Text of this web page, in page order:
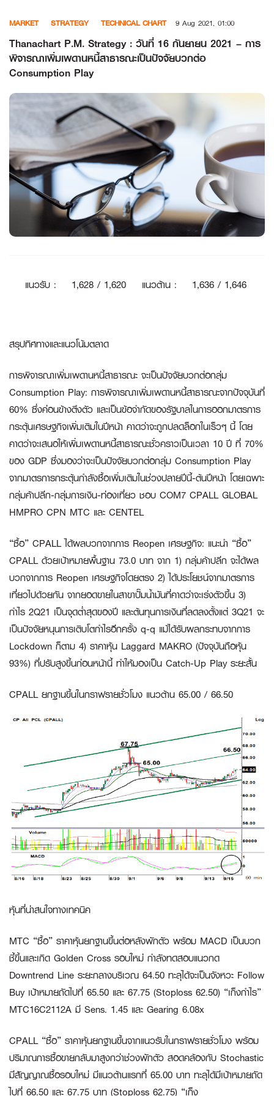
content
MARKET STRATEGY TECHNICAL CHART 9 Aug 2021, 01:00
Thanachart P.M. Strategy : วันที่ 16 กันยายน 2021 – การ
พิจารณาเพิ่มเพดานหนี้สาธารณะเป็นปัจจัยบวกต่อ
Consumption Play
แนวรับ: 1,628 / 1,620 แนวต้าน : 1,636 / 1,646
สรุปทิศทางและแนวโน้มตลาด
การพิจารณาเพิ่มเพดานหนี้สาธารณะ จะเป็นปัจจัยบวกต่อกลุ่ม
Consumption Play: การพิจารณาเพิ่มเพดานหนี้สาธารณะจากปัจจุบันที่
60% ซึ่งค่อนข้างตึงตัว และเป็นข้อจำกัดของรัฐบาลในการออกมาตรการ
กระตุ้นเศรษฐกิจเพิ่มเติมในปีหน้า คาดว่าจะถูกปลดล็อกในเร็วๆ นี้ โดย
คาดว่าจะเสนอให้เพิ่มเพดานหนี้สาธารณะชั่วคราวเป็นเวลา 10 ปี ที่ 70%
ของ GDP ซึ่งมองว่าจะเป็นปัจจัยบวกต่อกลุ่ม Consumption Play
จากมาตรการกระตุ้นกำลังซื้อเพิ่มเติมในช่วงปลายปีนี้-ต้นปีหน้า โดยเฉพาะ
กลุ่มค้าปลีก-กลุ่มการเงิน-ท่องเที่ยว ชอบ COM7 CPALL GLOBAL
HMPRO CPN MTC และ CENTEL
“ซื้อ” CPALL ได้ผลบวกจากการ Reopen เศรษฐกิจ: แนะนำ “ซื้อ”
CPALL ด้วยเป้าหมายพื้นฐาน 73.0 บาท จาก 1) กลุ่มค้าปลีก จะได้ผล
บวกจากการ Reopen เศรษฐกิจโดยตรง 2) ได้ประโยชน์จากมาตรการ
เที่ยวไปด้วยกัน จากยอดขายในสาขาปั๊มน้ำมันที่คาดว่าจะเร่งตัวขึ้น 3)
กำไร 2Q21 เป็นจุดต่ำสุดของปี และต้นทุนการเงินที่ลดลงตั้งแต่ 3Q21 จะ
เป็นปัจจัยหนุนการเติบโตกำไรอีกครั้ง q-q แม้ได้รับผลกระทบจากการ
Lockdown ก็ตาม 4) ราคาหุ้น Laggard MAKRO (ปัจจุบันถือหุ้น
93%) ที่ปรับสูงขึ้นก่อนหน้านี้ ทำให้มองเป็น Catch-Up Play ระยะสั้น
CPALL ยกฐานขึ้นในกราฟรายชั่วโมง แนวต้าน 65.00 / 66.50
หุ้นที่น่าสนใจทางเทคนิค
MTC “ซื้อ” ราคาหุ้นยกฐานขึ้นต่อหลังพักตัว พร้อม MACD เป็นบวก
ชี้ขึ้นและเกิด Golden Cross รอบใหม่ กำลังทดสอบแนวกด
Downtrend Line ระยะกลางบริเวณ 64.50 ทะลุได้จะเป็นจังหวะ Follow
Buy เป้าหมายถัดไปที่ 65.50 และ 67.75 (Stoploss 62.50) “เก็งกำไร”
MTC16C2112A มี Sens. 1.45 และ Gearing 6.08x
CPALL “ซื้อ” ราคาหุ้นยกฐานขึ้นจากแนวรับในกราฟรายชั่วโมง พร้อม
ปริมาณการซื้อขายกลับมาสูงกว่าช่วงพักตัว สอดคล้องกับ Stochastic
มีสัญญาณซื้อรอบใหม่ มีแนวต้านแรกที่ 65.00 บาท ทะลุได้มีเป้าหมายถัด
ไปที่ 66.50 และ 67.75 บาท (Stoploss 62.75) “เก็ง